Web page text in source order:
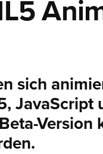
sich
JavaScript
Version